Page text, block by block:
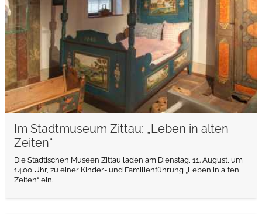
Im Stadtmuseum Zittau: „Leben in alten
Zeiten“
Die Städtischen Museen Zittau laden am Dienstag, 11. August, um
14.00 Uhr, zu einer Kinder- und Familienführung „Leben in alten
Zeiten“ ein.